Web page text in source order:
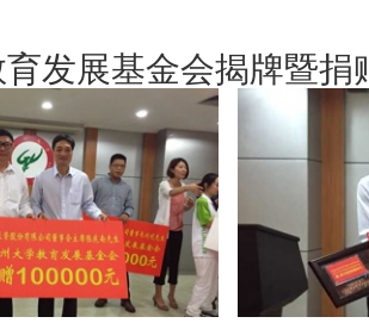
发展基金会揭牌暨捐